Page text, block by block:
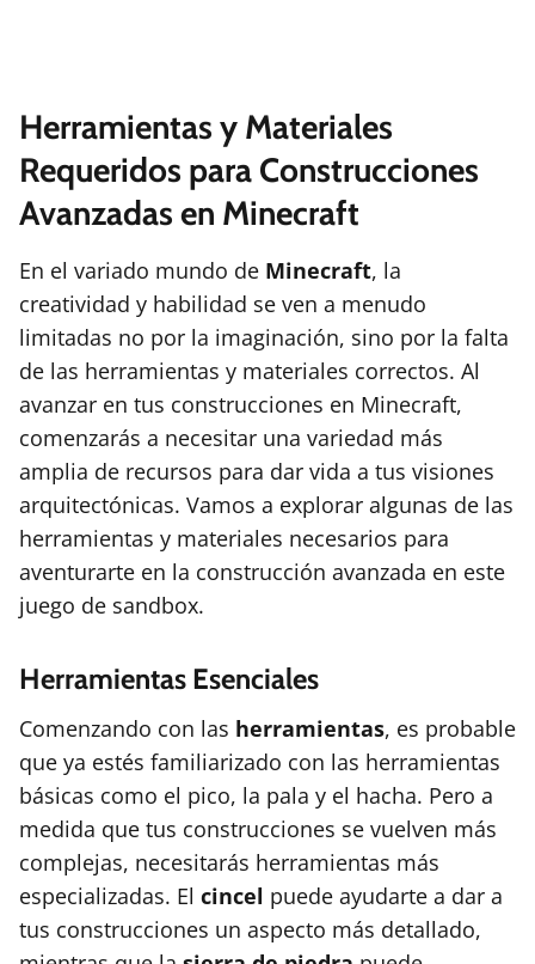
Herramientas y Materiales
Requeridos para Construcciones
Avanzadas en Minecraft
En el variado mundo de Minecraft, la
creatividad y habilidad se ven a menudo
limitadas no por la imaginación, sino por la falta
de las herramientas y materiales correctos. Al
avanzar en tus construcciones en Minecraft,
comenzarás a necesitar una variedad más
amplia de recursos para dar vida a tus visiones
arquitectónicas. Vamos a explorar algunas de las
herramientas y materiales necesarios para
aventurarte en la construcción avanzada en este
juego de sandbox.
Herramientas Esenciales
Comenzando con las herramientas, es probable
que ya estés familiarizado con las herramientas
básicas como el pico, la pala y el hacha. Pero a
medida que tus construcciones se vuelven más
complejas, necesitarás herramientas más
especializadas. El cincel puede ayudarte a dar a
tus construcciones un aspecto más detallado,